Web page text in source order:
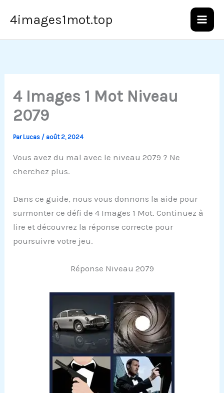
4images1mot.top
4 Images 1 Mot Niveau
2079
ParLucas / août 2, 2024
Vous avez du mal avec le niveau 2079 ? Ne
cherchez plus.
Dans ce guide, nous vous donnons la aide pour
surmonter ce défi de 4 Images 1 Mot. Continuez à
lire et découvrez la réponse correcte pour
poursuivre votre jeu.
Réponse Niveau 2079